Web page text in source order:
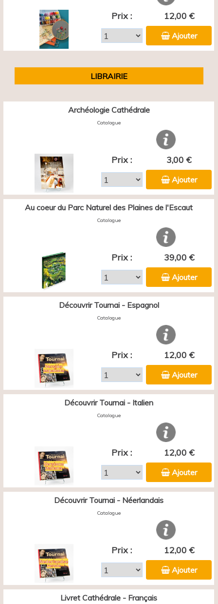
Prix : 12,00 €
Ajouter
LIBRAIRIE
Archéologie Cathédrale
Catalogue
Prix : 3,00 €
Ajouter
Au coeur du Parc Naturel des Plaines de l'Escaut
Catalogue
Prix : 39,00 €
Ajouter
Découvrir Tournai - Espagnol
Catalogue
Prix : 12,00 €
Ajouter
Découvrir Tournai - Italien
Catalogue
Prix : 12,00 €
Ajouter
Découvrir Tournai - Néerlandais
Catalogue
Prix : 12,00 €
Ajouter
Livret Cathédrale - Français